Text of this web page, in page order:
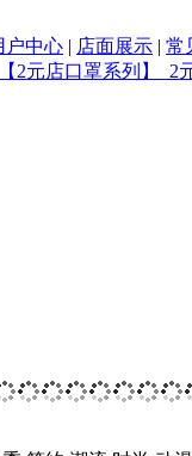
户中心 | 店面展示 | 常